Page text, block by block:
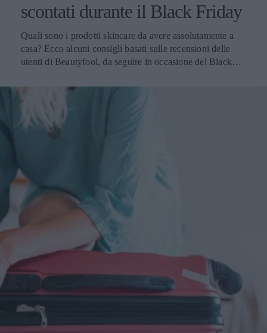
scontati durante il Black Friday
Quali sono i prodotti skincare da avere assolutamente a
casa? Ecco alcuni consigli basati sulle recensioni delle
utenti di Beautyfool, da seguire in occasione del Black